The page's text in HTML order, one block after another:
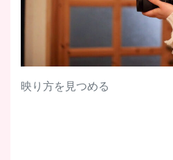
映り方を見つめる